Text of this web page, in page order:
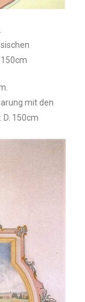
mit den
D. 150cm